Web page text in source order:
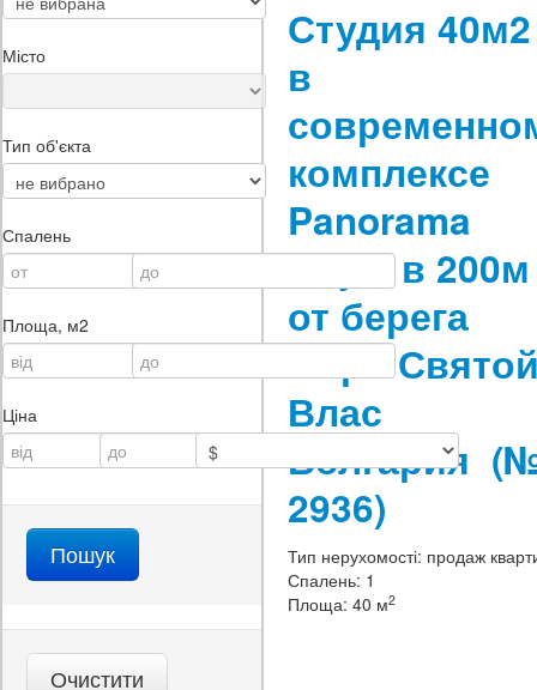
Місто
Тип об'єкта
Спалень
Площа, м2
Ціна
Студия 40м2
в
комплексе
Panorama
Bay 2 в 200м
от берега
моря
Влас
Болгария
2936)
Тип нерухомості: продаж
Спалень: 1
Площа: 40 м2